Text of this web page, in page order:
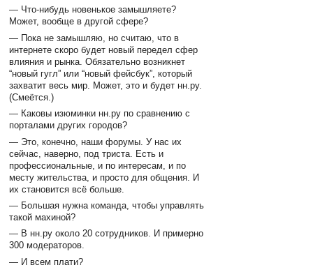
— Что-нибудь новенькое замышляете?
Может, вообще в другой сфере?
— Пока не замышляю, но считаю, что в
интернете скоро будет новый передел сфер
влияния и рынка. Обязательно возникнет
“новый гугл” или “новый фейсбук”, который
захватит весь мир. Может, это и будет нн.ру.
(Смеётся.)
— Каковы изюминки нн.ру по сравнению с
порталами других городов?
— Это, конечно, наши форумы. У нас их
сейчас, наверно, под триста. Есть и
профессиональные, и по интересам, и по
месту жительства, и просто для общения. И
их становится всё больше.
— Большая нужна команда, чтобы управлять
такой махиной?
— В нн.ру около 20 сотрудников. И примерно
300 модераторов.
— И всем плати?